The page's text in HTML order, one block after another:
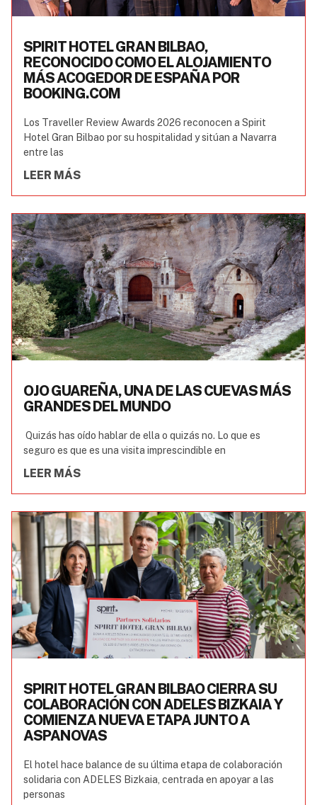
SPIRIT HOTEL GRAN BILBAO,
RECONOCIDO COMO EL ALOJAMIENTO
MÁS ACOGEDOR DE ESPAÑA POR
BOOKING.COM
Los Traveller Review Awards 2026 reconocen a Spirit
Hotel Gran Bilbao por su hospitalidad y sitúan a Navarra
entre las
LEER MÁS
OJO GUAREÑA, UNA DE LAS CUEVAS MÁS
GRANDES DEL MUNDO
Quizás has oído hablar de ella o quizás no. Lo que es
seguro es que es una visita imprescindible en
LEER MÁS
SPIRIT HOTEL GRAN BILBAO CIERRA SU
COLABORACIÓN CON ADELES BIZKAIA Y
COMIENZA NUEVA ETAPA JUNTO A
ASPANOVAS
El hotel hace balance de su última etapa de colaboración
solidaria con ADELES Bizkaia, centrada en apoyar a las
personas